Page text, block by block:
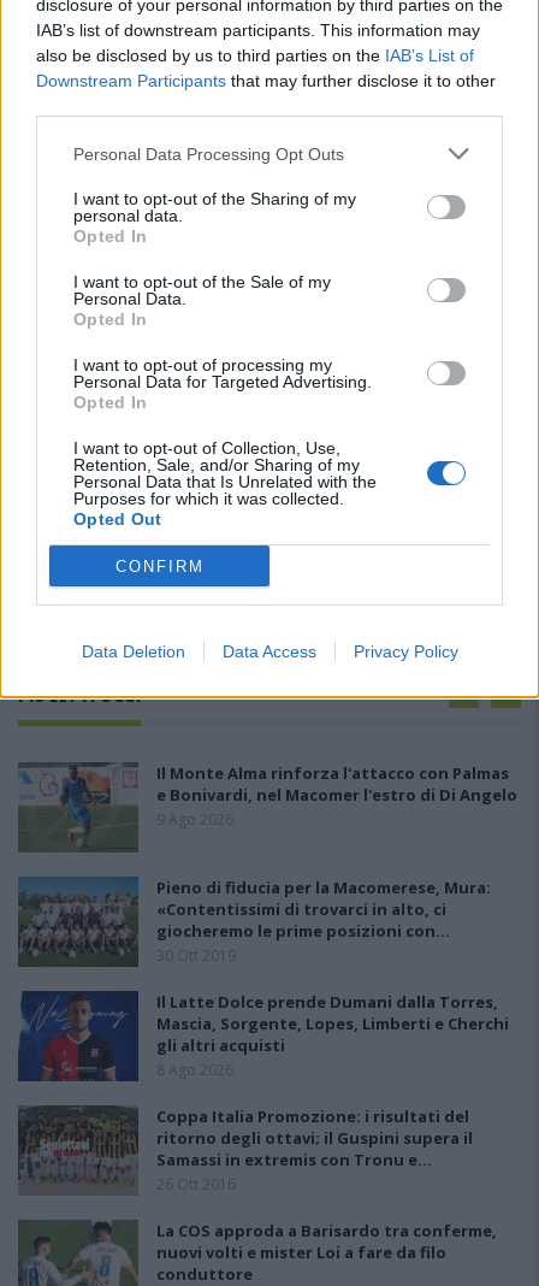
disclosure of your personal information by third parties on the
IAB’s list of downstream participants. This information may
also be disclosed by us to third parties on the IAB’s List of
Downstream Participants that may further disclose it to other
Personal Data Processing Opt Outs
I want to opt-out of the Sharing of my
personal data.
Opted In
I want to opt-out of the Sale of my
Personal Data.
Opted In
I want to opt-out of processing my
Personal Data for Targeted Advertising.
Opted In
I want to opt-out of Collection, Use,
Retention, Sale, and/or Sharing of my
Personal Data that Is Unrelated with the
Purposes for which it was collected.
Opted Out
CONFIRM
Data Deletion Data Access Privacy Policy
PIÙ LETTI OGGI
Il Monte Alma rinforza l'attacco con Palmas
e Bonivardi, nel Macomer l'estro di Di Angelo
9 Ago 2026
Pieno di fiducia per la Macomerese, Mura:
«Contentissimi di trovarci in alto, ci
giocheremo le prime posizioni con…
30 Ott 2019
Il Latte Dolce prende Dumani dalla Torres,
Mascia, Sorgente, Lopes, Limberti e Cherchi
gli altri acquisti
8 Ago 2026
Coppa Italia Promozione: i risultati del
ritorno degli ottavi; il Guspini supera il
Samassi in extremis con Tronu e…
26 Ott 2016
La COS approda a Barisardo tra conferme,
nuovi volti e mister Loi a fare da filo
conduttore